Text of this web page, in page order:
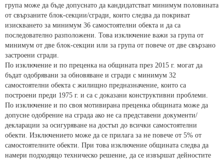
група може да бъде допуснато да кандидатстват минимум половината
от свързаните блок-секции/сгради, които следва да покриват
изискването за минимум 36 самостоятелни обекта и да са
последователно разположени. Това изключение важи за група от
минимум от две блок-секции или за група от повече от две свързано
застроени сгради.
По изключение и по преценка на общината през 2015 г. могат да
бъдат одобрявани за обновяване и сгради с минимум 32
самостоятелни обекта с жилищно предназначение, които са
построени преди 1975 г. и са с доказани конструктивни проблеми.
По изключение и по своя мотивирана преценка общината може да
допусне одобрение на сграда ако не са представени документи/
декларации за осигуряване на достъп до всички самостоятелни
обекти. Изключението може да се прилага за не повече от 5% от
самостоятелните обекти. При това изключение общината следва да
намери подходящо техническо решение, да се извършат дейностите